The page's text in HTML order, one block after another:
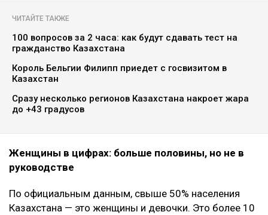
ЧИТАЙТЕ ТАКЖЕ
100 вопросов за 2 часа: как будут сдавать тест на
гражданство Казахстана
Король Бельгии Филипп приедет с госвизитом в
Казахстан
Сразу несколько регионов Казахстана накроет жара
до +43 градусов
Женщины в цифрах: больше половины, но не в
руководстве
По официальным данным, свыше 50% населения
Казахстана — это женщины и девочки. Это более 10